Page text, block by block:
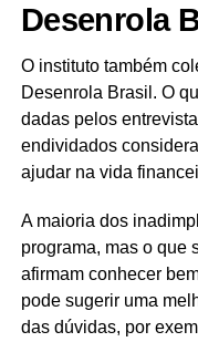
Desenrola
O instituto também
Desenrola Brasil. O
dadas pelos
endividados
ajudar na vida
A maioria dos
programa, mas o que
afirmam conhecer
pode sugerir uma
das dúvidas, por